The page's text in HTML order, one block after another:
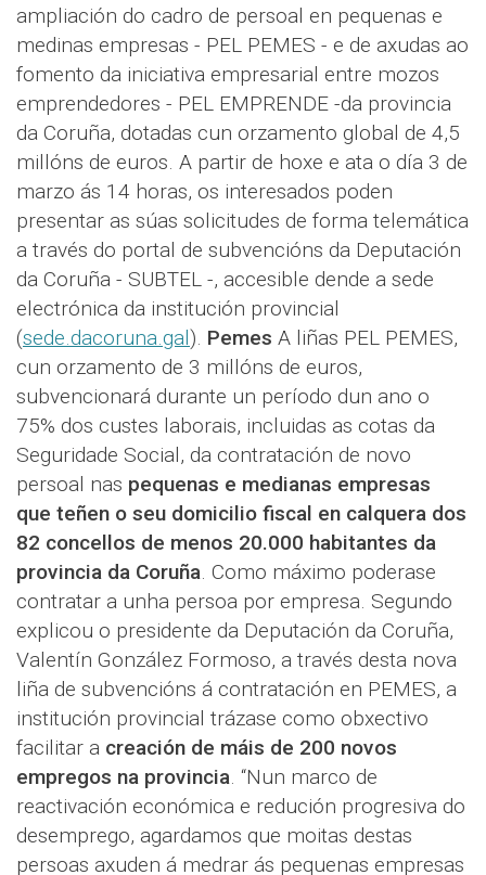
ampliación do cadro de persoal en pequenas e
medinas empresas - PEL PEMES - e de axudas ao
fomento da iniciativa empresarial entre mozos
emprendedores - PEL EMPRENDE -da provincia
da Coruña, dotadas cun orzamento global de 4,5
millóns de euros. A partir de hoxe e ata o día 3 de
marzo ás 14 horas, os interesados poden
presentar as súas solicitudes de forma telemática
a través do portal de subvencións da Deputación
da Coruña - SUBTEL -, accesible dende a sede
electrónica da institución provincial
(sede.dacoruna.gal). Pemes A liñas PEL PEMES,
cun orzamento de 3 millóns de euros,
subvencionará durante un período dun ano o
75% dos custes laborais, incluidas as cotas da
Seguridade Social, da contratación de novo
persoal nas pequenas e medianas empresas
que teñen o seu domicilio fiscal en calquera dos
82 concellos de menos 20.000 habitantes da
provincia da Coruña. Como máximo poderase
contratar a unha persoa por empresa. Segundo
explicou o presidente da Deputación da Coruña,
Valentín González Formoso, a través desta nova
liña de subvencións á contratación en PEMES, a
institución provincial trázase como obxectivo
facilitar a creación de máis de 200 novos
empregos na provincia. “Nun marco de
reactivación económica e redución progresiva do
desemprego, agardamos que moitas destas
persoas axuden á medrar ás pequenas empresas